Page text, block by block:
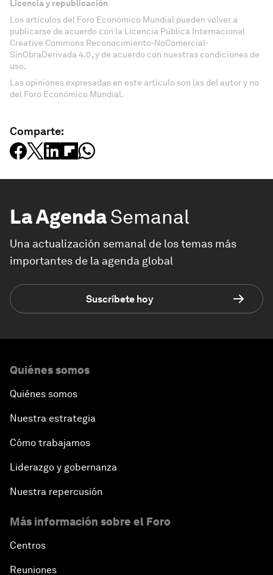
Licencia y republicación
Los artículos del Foro Económico Mundial pueden volver a
publicarse de acuerdo con la Licencia Pública Internacional
Creative Commons Reconocimiento-NoComercial-
SinObraDerivada 4.0, y de acuerdo con nuestras condiciones de
uso.
Las opiniones expresadas en este artículo son las del autor y no
del Foro Económico Mundial.
Comparte:
La AgendaSemanal
Una actualización semanal de los temas más
importantes de la agenda global
Suscríbete hoy
Quiénes somos
Quiénes somos
Nuestra estrategia
Cómo trabajamos
Liderazgo y gobernanza
Nuestra repercusión
Más información sobre el Foro
Centros
Reuniones